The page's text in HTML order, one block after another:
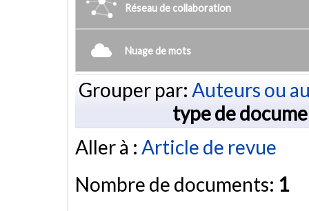
Réseau de collaboration
Nuage de mots
Grouper par: Auteurs ou
type de
Aller à : Article de revue
Nombre de documents: 1